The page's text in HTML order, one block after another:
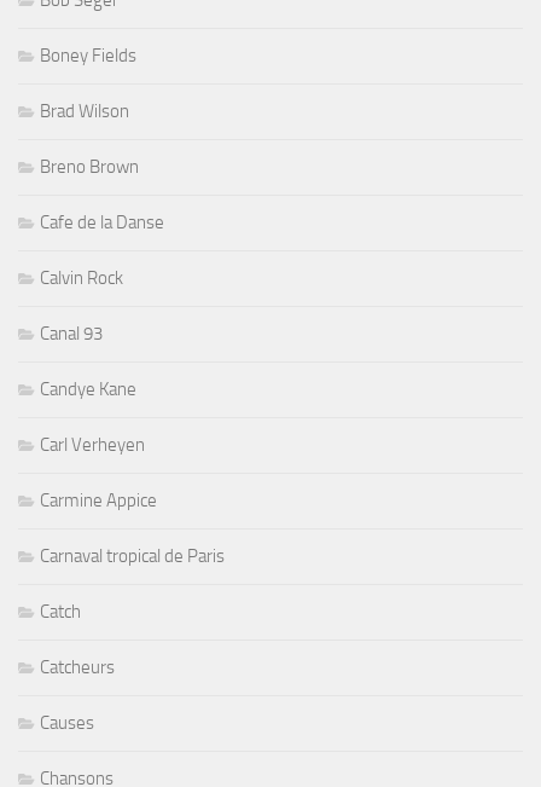
Boney Fields
Brad Wilson
Breno Brown
Cafe de la Danse
Calvin Rock
Canal 93
Candye Kane
Carl Verheyen
Carmine Appice
Carnaval tropical de Paris
Catch
Catcheurs
Causes
Chansons